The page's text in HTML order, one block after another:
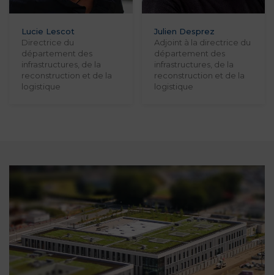
Lucie Lescot
Directrice du
département des
infrastructures, de la
reconstruction et de la
logistique
Julien Desprez
Adjoint à la directrice du
département des
infrastructures, de la
reconstruction et de la
logistique